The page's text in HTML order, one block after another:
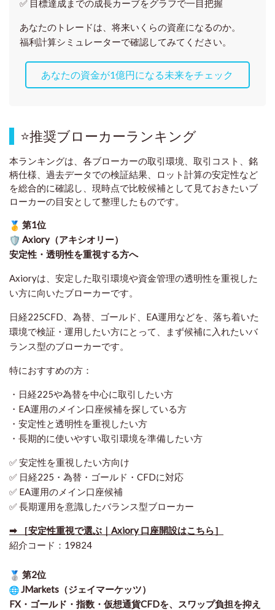
✅ 目標達成までの成長カーブをグラフで一目把握
あなたのトレードは、将来いくらの資産になるのか。
福利計算シミュレーターで確認してみてください。
あなたの資金が1億円になる未来をチェック
⭐推奨ブローカーランキング
本ランキングは、各ブローカーの取引環境、取引コスト、銘
柄仕様、過去データでの検証結果、ロット計算の安定性など
を総合的に確認し、現時点で比較候補として見ておきたいブ
ローカーの目安として整理したものです。
第1位
Axiory（アキシオリー）
安定性・透明性を重視する方へ
Axioryは、安定した取引環境や資金管理の透明性を重視した
い方に向いたブローカーです。
日経225CFD、為替、ゴールド、EA運用などを、落ち着いた
環境で検証・運用したい方にとって、まず候補に入れたいバ
ランス型のブローカーです。
特におすすめの方：
・日経225や為替を中心に取引したい方
・EA運用のメイン口座候補を探している方
・安定性と透明性を重視したい方
・長期的に使いやすい取引環境を準備したい方
✅ 安定性を重視したい方向け
✅ 日経225・為替・ゴールド・CFDに対応
✅ EA運用のメイン口座候補
✅ 長期運用を意識したバランス型ブローカー
➡ ［安定性重視で選ぶ｜Axiory 口座開設はこちら］
紹介コード：19824
第2位
JMarkets（ジェイマーケッツ）
FX・ゴールド・指数・仮想通貨CFDを、スワップ負担を抑え